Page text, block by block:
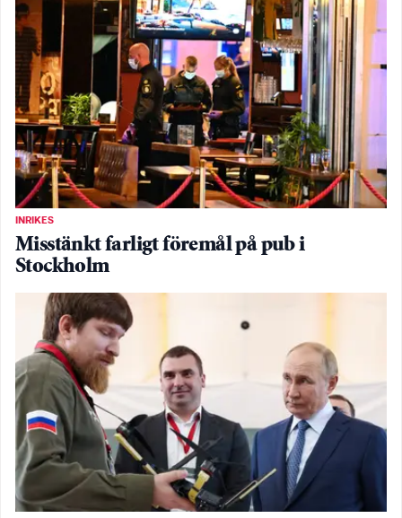
INRIKES
Misstänkt farligt föremål på pub i
Stockholm